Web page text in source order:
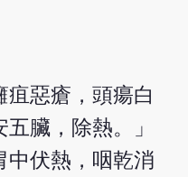
疽惡瘡，頭瘍白
臟，除熱。」
中伏熱，咽乾消